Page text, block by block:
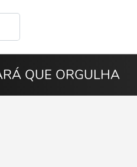
QUE ORGULHA